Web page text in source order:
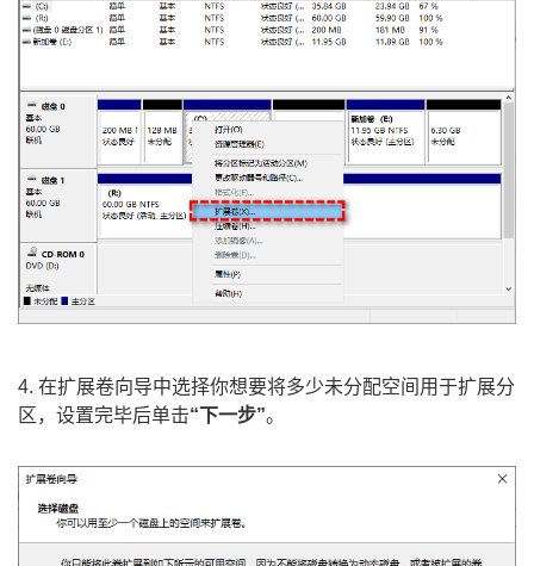
4. 在扩展卷向导中选择你想要将多少未分配空间用于扩展分
区，设置完毕后单击“下一步”。